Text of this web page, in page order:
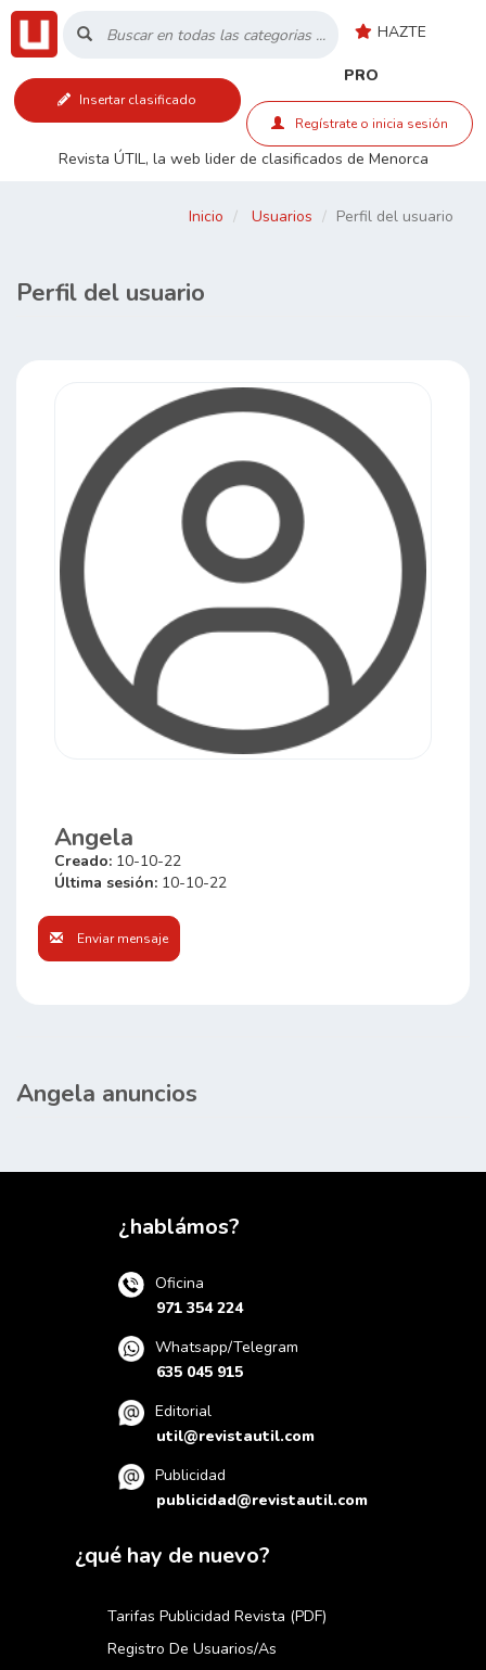
HAZTE
PRO
Insertar clasificado
Regístrate o inicia sesión
Revista ÚTIL, la web lider de clasificados de Menorca
Inicio
RSS
Inicio Usuarios Perfil del usuario
Perfil del usuario
Angela
Creado: 10-10-22
Última sesión: 10-10-22
Enviar mensaje
Angela anuncios
¿hablámos?
Oficina
971 354 224
Whatsapp/Telegram
635 045 915
Editorial
util@revistautil.com
Publicidad
publicidad@revistautil.com
¿qué hay de nuevo?
Tarifas Publicidad Revista (PDF)
Registro De Usuarios/as